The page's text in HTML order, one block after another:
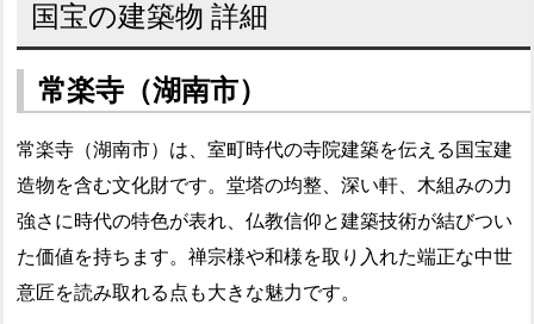
国宝の建築物 詳細
常楽寺（湖南市）
常楽寺（湖南市）は、室町時代の寺院建築を伝える国宝建
造物を含む文化財です。堂塔の均整、深い軒、木組みの力
強さに時代の特色が表れ、仏教信仰と建築技術が結びつい
た価値を持ちます。禅宗様や和様を取り入れた端正な中世
意匠を読み取れる点も大きな魅力です。